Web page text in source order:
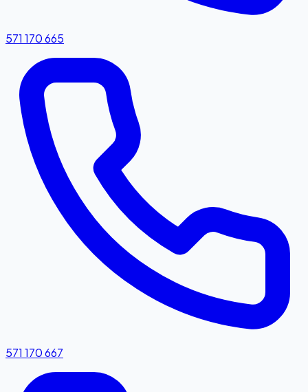
571 170 665
571 170 667